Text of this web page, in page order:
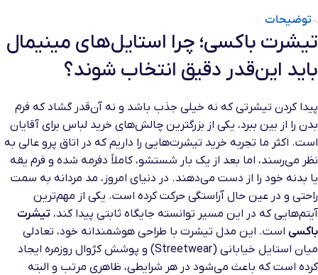
توضیحات
تیشرت باکسی؛ چرا استایل‌های مینیمال
باید این‌قدر دقیق انتخاب شوند؟
پیدا کردن تیشرتی که نه خیلی جذب باشد و نه آن‌قدر گشاد که فرم
بدن را از بین ببرد، یکی از بزرگترین چالش‌های خرید لباس برای آقایان
است. اکثر ما تجربه خرید تیشرت‌هایی را داریم که در اتاق پرو عالی به
نظر می‌رسند، اما بعد از یک بار شستشو، کاملاً دفرمه شده و فرم یقه
یا بدنه خود را از دست می‌دهند. در دنیای امروز، مد مردانه به سمت
راحتی و در عین حال آراستگی حرکت کرده است. یکی از مهم‌ترین
آیتم‌هایی که در این مسیر توانسته جایگاه ثابتی پیدا کند، تیشرت
باکسی است. این مدل تیشرت با طراحی هوشمندانه خود، تعادلی
میان استایل خیابانی (Streetwear) و پوشش کژوال روزمره ایجاد
کرده است که باعث می‌شود در هر شرایطی، ظاهری مرتب و البته